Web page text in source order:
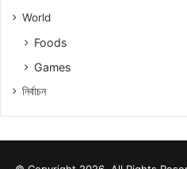
World
Foods
Games
নিৰ্বাচন